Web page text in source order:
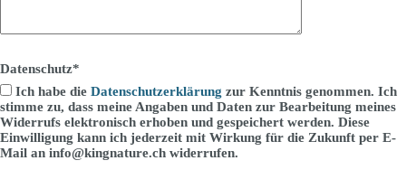
Datenschutz*
Ich habe die Datenschutzerklärung zur Kenntnis genommen. Ich
stimme zu, dass meine Angaben und Daten zur Bearbeitung meines
Widerrufs elektronisch erhoben und gespeichert werden. Diese
Einwilligung kann ich jederzeit mit Wirkung für die Zukunft per E-
Mail an info@kingnature.ch widerrufen.